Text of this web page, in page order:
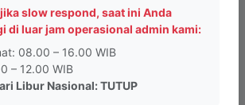
di kota lain. Alamat kantor PKBM
berada di
Jalan Pesona Raya, Perum
Blok A No. 6, Bandung
sebagai: *
slow respond, saat ini Anda
di luar jam operasional admin kami:
08.00 – 16.00 WIB
– 12.00 WIB
Libur Nasional: TUTUP